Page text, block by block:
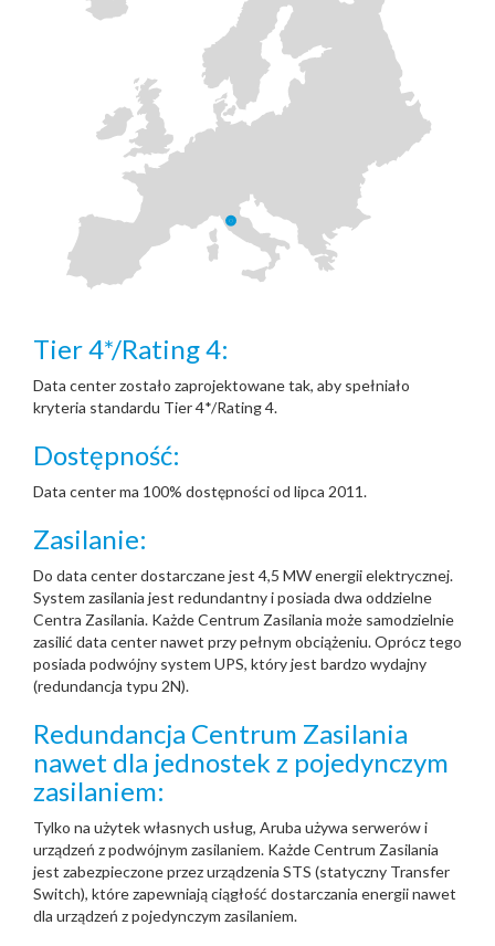
Tier 4*/Rating 4:
Data center zostało zaprojektowane tak, aby spełniało
kryteria standardu Tier 4*/Rating 4.
Dostępność:
Data center ma 100% dostępności od lipca 2011.
Zasilanie:
Do data center dostarczane jest 4,5 MW energii elektrycznej.
System zasilania jest redundantny i posiada dwa oddzielne
Centra Zasilania. Każde Centrum Zasilania może samodzielnie
zasilić data center nawet przy pełnym obciążeniu. Oprócz tego
posiada podwójny system UPS, który jest bardzo wydajny
(redundancja typu 2N).
Redundancja Centrum Zasilania
nawet dla jednostek z pojedynczym
zasilaniem:
Tylko na użytek własnych usług, Aruba używa serwerów i
urządzeń z podwójnym zasilaniem. Każde Centrum Zasilania
jest zabezpieczone przez urządzenia STS (statyczny Transfer
Switch), które zapewniają ciągłość dostarczania energii nawet
dla urządzeń z pojedynczym zasilaniem.